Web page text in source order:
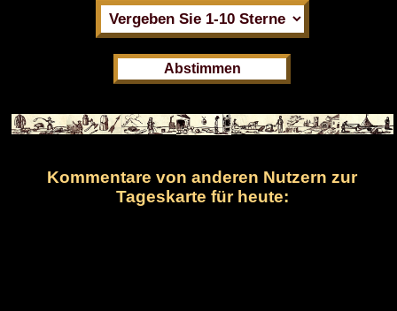
Kommentare von anderen Nutzern zur
Tageskarte für heute: